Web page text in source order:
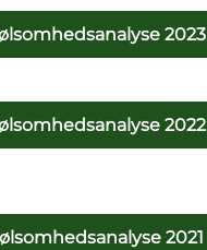
2023
2022
2021